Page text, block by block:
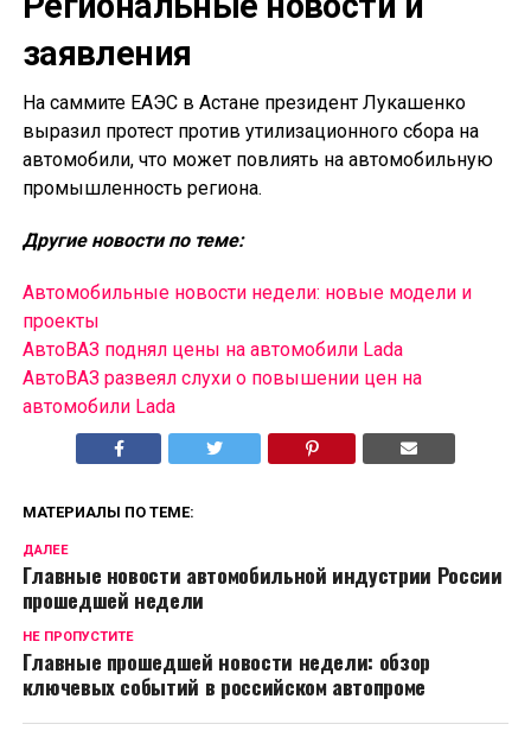
заявления
На саммите ЕАЭС в Астане президент Лукашенко
выразил протест против утилизационного сбора на
автомобили, что может повлиять на автомобильную
промышленность региона.
Другие новости по теме:
Автомобильные новости недели: новые модели и
проекты
АвтоВАЗ поднял цены на автомобили Lada
АвтоВАЗ развеял слухи о повышении цен на
автомобили Lada
МАТЕРИАЛЫ ПО ТЕМЕ:
ДАЛЕЕ
Главные новости автомобильной индустрии России
прошедшей недели
НЕ ПРОПУСТИТЕ
Главные прошедшей новости недели: обзор
ключевых событий в российском автопроме